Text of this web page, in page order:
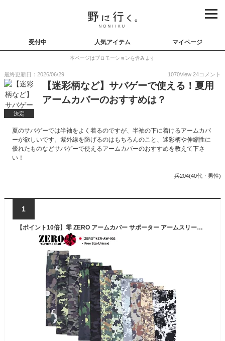
受付中 人気アイテム マイページ
本ページはプロモーションを含みます
最終更新日：2026/06/29 1070View 24コメント
決定
【迷彩柄など】サバゲーで使える！夏用
アームカバーのおすすめは？
夏のサバゲーでは半袖をよく着るのですが、半袖の下に着けるアームカバ
ーが欲しいです。紫外線を防げるのはもちろんのこと、迷彩柄や伸縮性に
優れたものなどサバゲーで使えるアームカバーのおすすめを教えて下さ
い！
兵204(40代・男性)
1
【ポイント10倍】零 ZERO アームカバー サポーター アームスリーブ アームガード アームシェード 自衛隊 グッズ 日除け 日焼け対策 入れ墨 タトゥー隠し スポーツ メンズ レディース おしゃれ 滑り止め付き 迷彩柄 サバゲー サバイバルゲーム ミリタリー ZR-AW-002